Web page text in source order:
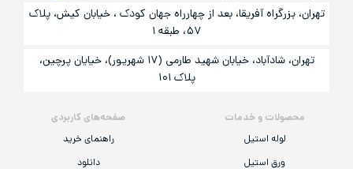
محصولات و خدمات
لوله استیل
ورق استیل
صفحه‌های کاربردی
راهنمای خرید
دانلود
تهران، بزرگراه آفریقا، بعد از چهارراه جهان کودک ، خیابان کیش، پلاک
۵۷، طبقه ۱
تهران، شادآباد، خیابان شهید طارمی (۱۷ شهریور)، خیایان پرچین،
پلاک ۱۰۱